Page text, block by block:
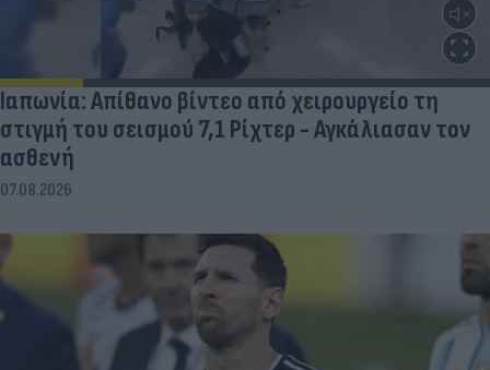
Ιαπωνία: Απίθανο βίντεο από χειρουργείο τη
στιγμή του σεισμού 7,1 Ρίχτερ - Αγκάλιασαν τον
ασθενή
07.08.2026